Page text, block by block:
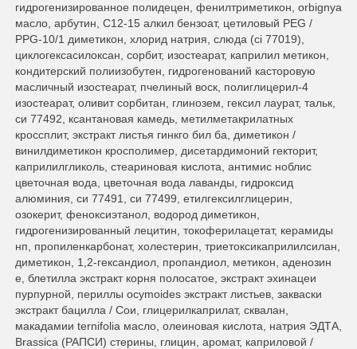
гидрогенизированное полидецен, фенилтриметикон, orbignya
масло, арбутин, С12-15 алкил бензоат, цетиловый PEG /
PPG-10/1 диметикон, хлорид натрия, слюда (ci 77019),
циклогексасилоксан, сорбит, изостеарат, каприлил метикон,
кондитерский полиизобутен, гидрогенований касторовую
масличный изостеарат, пчелиный воск, полиглицерил-4
изостеарат, оливит сорбитан, глинозем, гексил лаурат, тальк,
си 77492, ксантановая камедь, метилметакрилатных
кроссплит, экстракт листья гинкго бил ба, диметикон /
винилдиметикон кросполимер, дисетардимоний гекторит,
каприлилгликоль, стеариновая кислота, антимис ноблис
цветочная вода, цветочная вода лаванды, гидроксид
алюминия, си 77491, си 77499, етилгексилглицерин,
озокерит, феноксиэтанол, водород диметикон,
гидрогенизированный лецитин, токоферилацетат, керамиды
нп, пропиленкарбонат, холестерин, триетоксикаприлилсилан,
диметикон, 1,2-гександиол, пропандиол, метикон, аденозин
е, блетилла экстракт корня полосатое, экстракт эхинацеи
пурпурной, периллы ocymoides экстракт листьев, закваски
экстракт бацилла / Сои, глицерилкаприлат, сквалан,
макадамии ternifolia масло, олеиновая кислота, натрия ЭДТА,
Brassica (РАПСИ) стерины, глицин, аромат, каприловой /